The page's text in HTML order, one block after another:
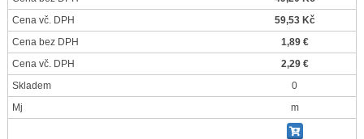
Cena vč. DPH
59,53 Kč
Cena bez DPH
1,89 €
Cena vč. DPH
2,29 €
Skladem
0
Mj
m